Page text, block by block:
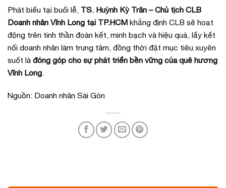
Phát biểu tại buổi lễ, TS. Huỳnh Kỳ Trân – Chủ tịch CLB
Doanh nhân Vĩnh Long tại TP.HCM khẳng định CLB sẽ hoạt
động trên tinh thần đoàn kết, minh bạch và hiệu quả, lấy kết
nối doanh nhân làm trung tâm, đồng thời đặt mục tiêu xuyên
suốt là đóng góp cho sự phát triển bền vững của quê hương
Vĩnh Long.
Nguồn: Doanh nhân Sài Gòn